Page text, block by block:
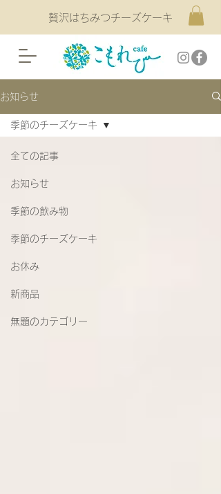
贅沢はちみつチーズケーキ
お知らせ
全ての記事
お知らせ
季節の飲み物
季節のチーズケーキ
お休み
新商品
無題のカテゴリー
季節のチーズケーキ